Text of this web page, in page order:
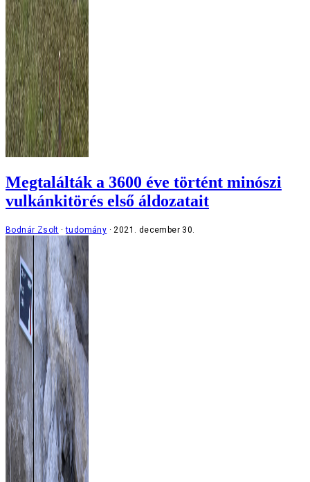
Megtalálták a 3600 éve történt minószi
vulkánkitörés első áldozatait
Bodnár Zsolt tudomány 2021. december 30.